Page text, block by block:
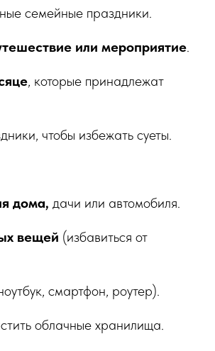
семейные праздники.
или мероприятие.
, которые принадлежат
чтобы избежать суеты.
дома, дачи или автомобиля.
вещей (избавиться от
смартфон, роутер).
облачные хранилища.